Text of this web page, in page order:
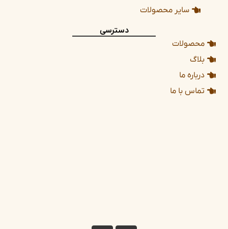
سایر محصولات
دسترسی
محصولات
بلاگ
درباره ما
تماس با ما